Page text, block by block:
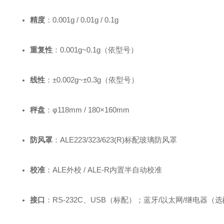
精度 ：0.001g / 0.01g / 0.1g
重复性 ：0.001g~0.1g（依型号）
线性 ：±0.002g~±0.3g（依型号）
秤盘 ：φ118mm / 180×160mm
防风罩 ：ALE223/323/623(R)标配玻璃防风罩
校准 ：ALE外校 / ALE‑R内置半自动校准
接口 ：RS‑232C、USB（标配）；蓝牙/以太网/继电器（